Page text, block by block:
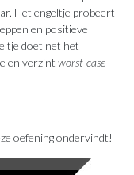
Het engeltje probeert
en positieve
doet net het
en verzint worst-case-
oefening ondervindt!